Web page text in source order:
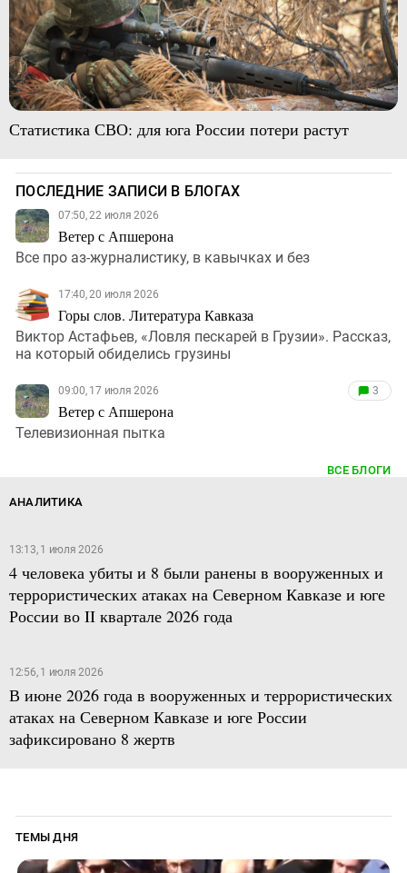
Статистика СВО: для юга России потери растут
ПОСЛЕДНИЕ ЗАПИСИ В БЛОГАХ
07:50, 22 июля 2026
Ветер с Апшерона
Все про аз-журналистику, в кавычках и без
17:40, 20 июля 2026
Горы слов. Литература Кавказа
Виктор Астафьев, «Ловля пескарей в Грузии». Рассказ,
на который обиделись грузины
09:00, 17 июля 2026
Ветер с Апшерона
3
Телевизионная пытка
ВСЕ БЛОГИ
АНАЛИТИКА
13:13, 1 июля 2026
4 человека убиты и 8 были ранены в вооруженных и
террористических атаках на Северном Кавказе и юге
России во II квартале 2026 года
12:56, 1 июля 2026
В июне 2026 года в вооруженных и террористических
атаках на Северном Кавказе и юге России
зафиксировано 8 жертв
ТЕМЫ ДНЯ